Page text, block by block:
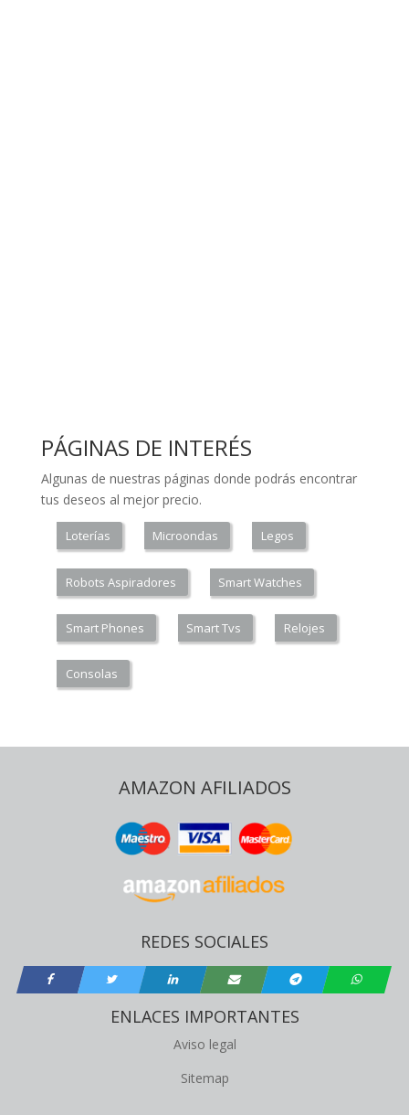
PÁGINAS DE INTERÉS
Algunas de nuestras páginas donde podrás encontrar
tus deseos al mejor precio.
Loterías Microondas Legos
Robots Aspiradores Smart Watches
Smart Phones Smart Tvs Relojes
Consolas
AMAZON AFILIADOS
REDES SOCIALES
ENLACES IMPORTANTES
Aviso legal
Sitemap